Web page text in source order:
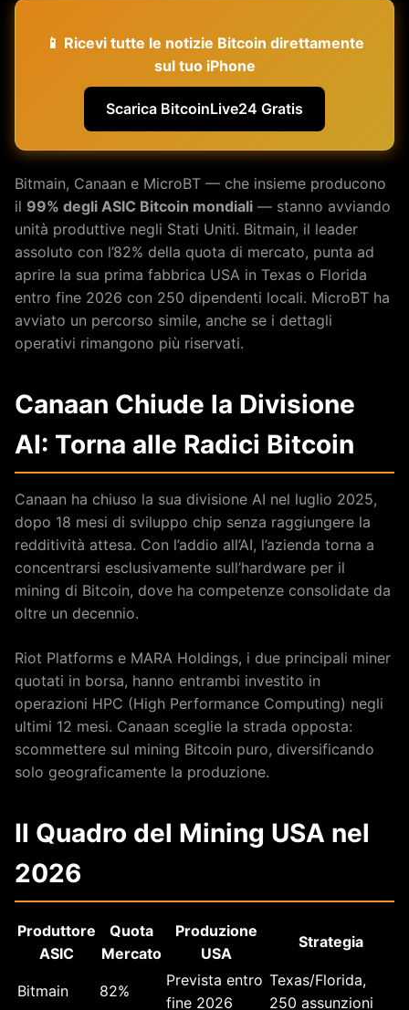
📱 Ricevi tutte le notizie Bitcoin direttamente
sul tuo iPhone
Scarica BitcoinLive24 Gratis
Bitmain, Canaan e MicroBT — che insieme producono
il 99% degli ASIC Bitcoin mondiali — stanno avviando
unità produttive negli Stati Uniti. Bitmain, il leader
assoluto con l’82% della quota di mercato, punta ad
aprire la sua prima fabbrica USA in Texas o Florida
entro fine 2026 con 250 dipendenti locali. MicroBT ha
avviato un percorso simile, anche se i dettagli
operativi rimangono più riservati.
Canaan Chiude la Divisione
AI: Torna alle Radici Bitcoin
Canaan ha chiuso la sua divisione AI nel luglio 2025,
dopo 18 mesi di sviluppo chip senza raggiungere la
redditività attesa. Con l’addio all’AI, l’azienda torna a
concentrarsi esclusivamente sull’hardware per il
mining di Bitcoin, dove ha competenze consolidate da
oltre un decennio.
Riot Platforms e MARA Holdings, i due principali miner
quotati in borsa, hanno entrambi investito in
operazioni HPC (High Performance Computing) negli
ultimi 12 mesi. Canaan sceglie la strada opposta:
scommettere sul mining Bitcoin puro, diversificando
solo geograficamente la produzione.
Il Quadro del Mining USA nel
2026
Produttore
ASIC
Quota
Mercato
Produzione
USA
Strategia
Bitmain 82%
Prevista entro
fine 2026
Texas/Florida,
250 assunzioni